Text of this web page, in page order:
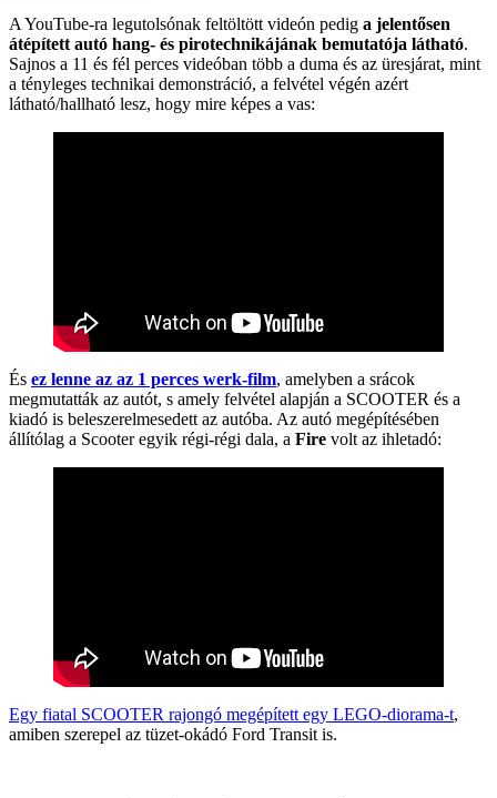
A YouTube-ra legutolsónak feltöltött videón pedig a jelentősen
átépített autó hang- és pirotechnikájának bemutatója látható.
Sajnos a 11 és fél perces videóban több a duma és az üresjárat, mint
a tényleges technikai demonstráció, a felvétel végén azért
látható/hallható lesz, hogy mire képes a vas:
És ez lenne az az 1 perces werk-film, amelyben a srácok
megmutatták az autót, s amely felvétel alapján a SCOOTER és a
kiadó is beleszerelmesedett az autóba. Az autó megépítésében
állítólag a Scooter egyik régi-régi dala, a Fire volt az ihletadó:
Egy fiatal SCOOTER rajongó megépített egy LEGO-diorama-t,
amiben szerepel az tüzet-okádó Ford Transit is.